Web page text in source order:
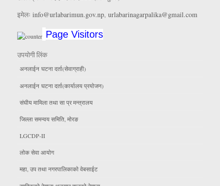
इमेलः info@urlabarimun.gov.np, urlabarinagarpalika@gmail.com
Page Visitors
उपयाेगी लिंक
अनलाईन घटना दर्ता(सेवाग्राही)
अनलाईन घटना दर्ता(कार्यालय प्रयाेजन)
संघीय मामिला तथा सा प्र मन्त्रालय
जिल्ला समन्वय समिति, माेरङ
LGCDP-II
लाेक सेवा आयाेग
महा, उप तथा नगरपालिकाकाे वेबसाईट